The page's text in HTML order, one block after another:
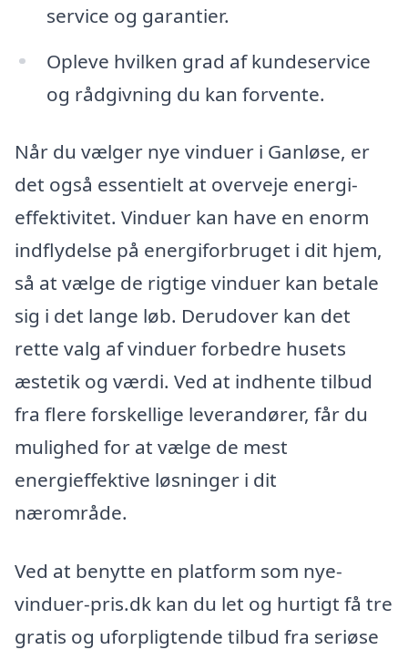
service og garantier.
Opleve hvilken grad af kundeservice
og rådgivning du kan forvente.
Når du vælger nye vinduer i Ganløse, er
det også essentielt at overveje energi-
effektivitet. Vinduer kan have en enorm
indflydelse på energiforbruget i dit hjem,
så at vælge de rigtige vinduer kan betale
sig i det lange løb. Derudover kan det
rette valg af vinduer forbedre husets
æstetik og værdi. Ved at indhente tilbud
fra flere forskellige leverandører, får du
mulighed for at vælge de mest
energieffektive løsninger i dit
nærområde.
Ved at benytte en platform som nye-
vinduer-pris.dk kan du let og hurtigt få tre
gratis og uforpligtende tilbud fra seriøse